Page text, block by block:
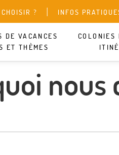
? INFOS
DE VACANCES
ET THÈMES
COLONIES
nous